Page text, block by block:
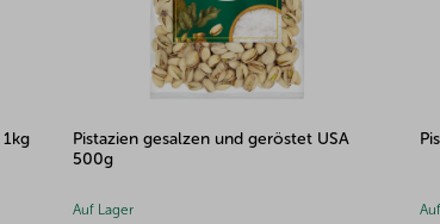
Pistazien gesalzen und geröstet USA 1kg
Auf Lager